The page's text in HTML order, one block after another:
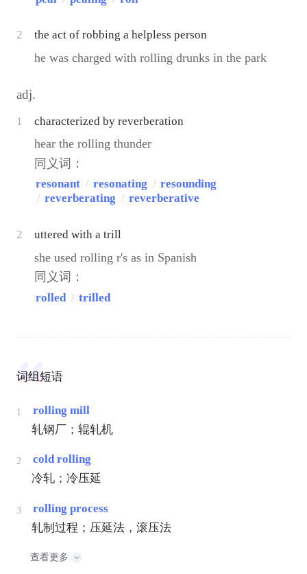
2 the act of robbing a helpless person
he was charged with rolling drunks in the park
adj.
1 characterized by reverberation
hear the rolling thunder
同义词：
resonant / resonating / resounding
/ reverberating / reverberative
2 uttered with a trill
she used rolling r's as in Spanish
同义词：
rolled / trilled
词组短语
1
rolling mill
轧钢厂；辊轧机
2
cold rolling
冷轧；冷压延
3
rolling process
轧制过程；压延法，滚压法
查看更多